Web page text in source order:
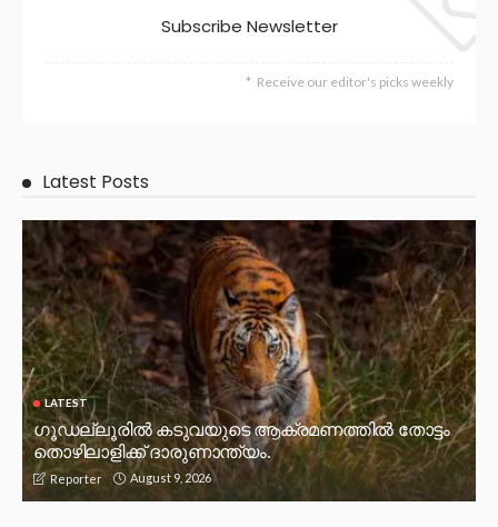
Subscribe Newsletter
Receive our editor's picks weekly
Latest Posts
LATEST
ഗൂഡല്ലൂരിൽ കടുവയുടെ ആക്രമണത്തിൽ തോട്ടം
തൊഴിലാളിക്ക് ദാരുണാന്ത്യം.
Reporter August 9, 2026